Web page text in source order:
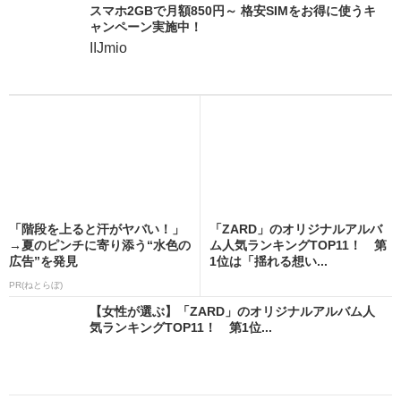
スマホ2GBで月額850円～ 格安SIMをお得に使うキ
ャンペーン実施中！
IIJmio
「階段を上ると汗がヤバい！」
→夏のピンチに寄り添う“水色の
広告”を発見
PR(ねとらぼ)
「ZARD」のオリジナルアルバ
ム人気ランキングTOP11！ 第
1位は「揺れる想い...
【女性が選ぶ】「ZARD」のオリジナルアルバム人
気ランキングTOP11！ 第1位...